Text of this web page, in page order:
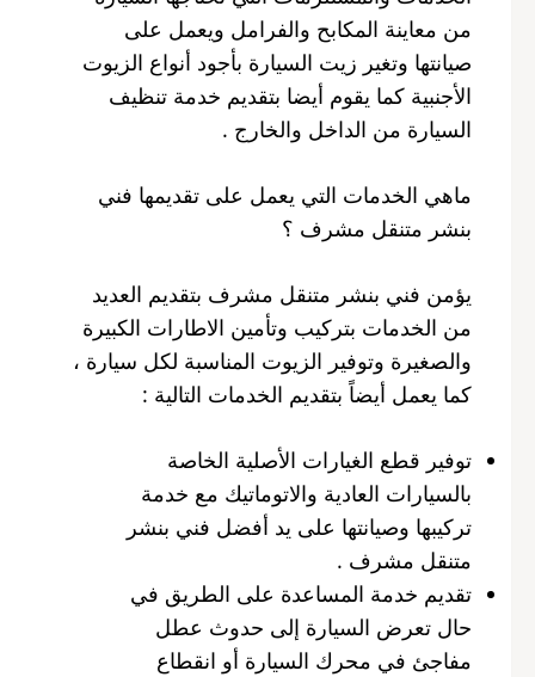
من معاينة المكابح والفرامل ويعمل على
صيانتها وتغير زيت السيارة بأجود أنواع الزيوت
الأجنبية كما يقوم أيضا بتقديم خدمة تنظيف
السيارة من الداخل والخارج .
ماهي الخدمات التي يعمل على تقديمها فني
بنشر متنقل مشرف ؟
يؤمن فني بنشر متنقل مشرف بتقديم العديد
من الخدمات بتركيب وتأمين الاطارات الكبيرة
والصغيرة وتوفير الزيوت المناسبة لكل سيارة ،
كما يعمل أيضاً بتقديم الخدمات التالية :
توفير قطع الغيارات الأصلية الخاصة
بالسيارات العادية والاتوماتيك مع خدمة
تركيبها وصيانتها على يد أفضل فني بنشر
متنقل مشرف .
تقديم خدمة المساعدة على الطريق في
حال تعرض السيارة إلى حدوث عطل
مفاجئ في محرك السيارة أو انقطاع